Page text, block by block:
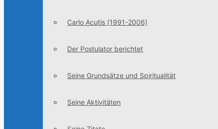
Carlo Acutis (1991-2006)
Der Postulator berichtet
Seine Grundsätze und Spiritualität
Seine Aktivitäten